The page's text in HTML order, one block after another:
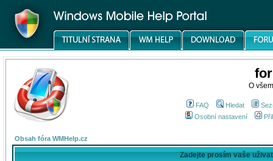
O
FAQ Hledat
Osobní nastavení
Obsah fóra WMHelp.cz
Zadejte prosím vaše